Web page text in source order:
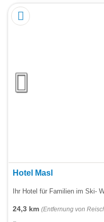
Hotel Masl
Ihr Hotel für Familien im Ski-
24,3 km (Entfernung von